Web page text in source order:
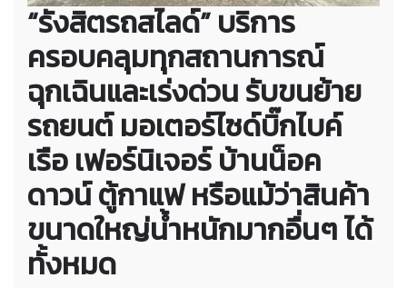
“รังสิตรถสไลด์” บริการ
ครอบคลุมทุกสถานการณ์
ฉุกเฉินและเร่งด่วน รับขนย้าย
รถยนต์ มอเตอร์ไซด์บิ๊กไบค์
เรือ เฟอร์นิเจอร์ บ้านน็อค
ดาวน์ ตู้กาแฟ หรือแม้ว่าสินค้า
ขนาดใหญ่น้ำหนักมากอื่นๆ ได้
ทั้งหมด